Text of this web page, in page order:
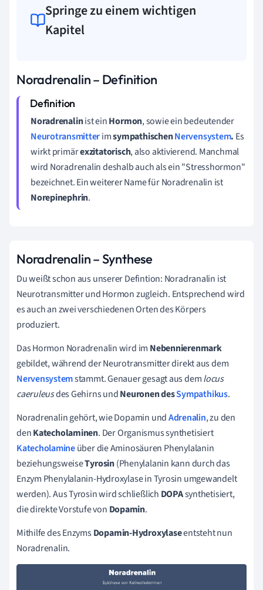
Springe zu einem wichtigen
Kapitel
Noradrenalin – Definition
Noradrenalinist einHormon, sowie ein bedeutender
NeurotransmitterimsympathischenNervensystem. Es
wirkt primärexzitatorisch, also aktivierend. Manchmal
wird Noradrenalin deshalb auch als ein "Stresshormon"
bezeichnet. Ein weiterer Name für Noradrenalin ist
Norepinephrin.
Noradrenalin – Synthese
Du weißt schon aus unserer Defintion: Noradranalin ist
Neurotransmitter und Hormon zugleich. Entsprechend wird
es auch an zwei verschiedenen Orten des Körpers
produziert.
Das Hormon Noradrenalin wird im Nebennierenmark
gebildet, während der Neurotransmitter direkt aus dem
Nervensystemstammt. Genauer gesagt aus demlocus
caeruleusdes Gehirns undNeuronen desSympathikus.
Noradrenalin gehört, wie Dopamin undAdrenalin, zu den
denKatecholaminen. Der Organismus synthetisiert
Katecholamineüber die Aminosäuren Phenylalanin
beziehungsweiseTyrosin(Phenylalanin kann durch das
Enzym Phenylalanin-Hydroxylase in Tyrosin umgewandelt
werden). Aus Tyrosin wird schließlich DOPAsynthetisiert,
die direkte Vorstufe von Dopamin.
Mithilfe des EnzymsDopamin-Hydroxylaseentsteht nun
Noradrenalin.